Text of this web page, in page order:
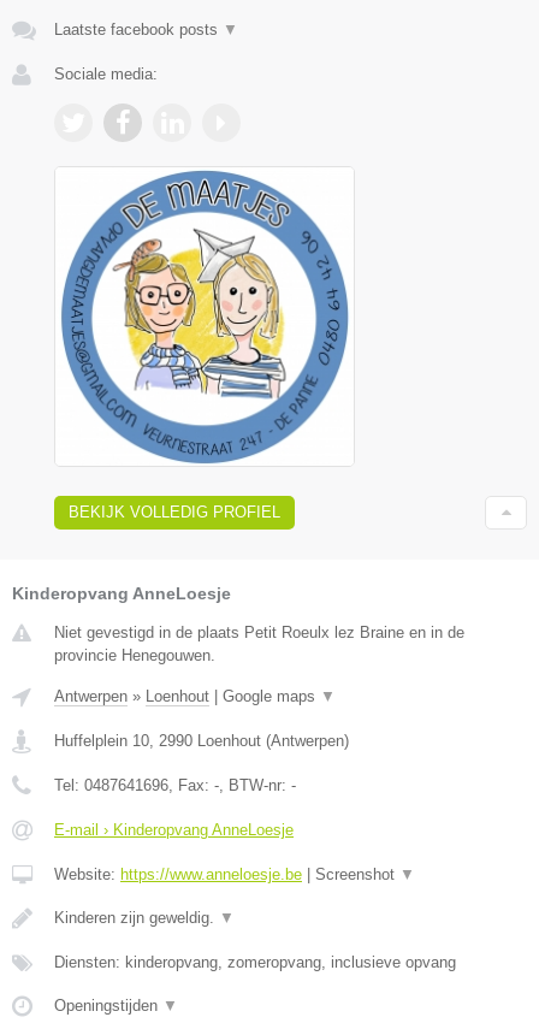
Laatste facebook posts ▼
Sociale media:
BEKIJK VOLLEDIG PROFIEL
Kinderopvang AnneLoesje
Niet gevestigd in de plaats Petit Roeulx lez Braine en in de
provincie Henegouwen.
Antwerpen » Loenhout Google maps ▼
Huffelplein 10, 2990 Loenhout (Antwerpen)
Tel: 0487641696, Fax: -, BTW-nr: -
E-mail › Kinderopvang AnneLoesje
Website: https://www.anneloesje.be Screenshot ▼
Kinderen zijn geweldig. ▼
Diensten: kinderopvang, zomeropvang, inclusieve opvang
Openingstijden ▼